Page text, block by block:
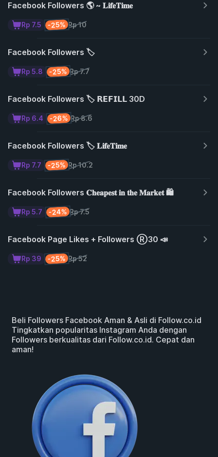
Facebook Followers 🌎 ~ 𝐋𝐢𝐟𝐞𝐓𝐢𝐦𝐞
Rp 10
-25%
Rp 7.5
Facebook Followers 🏷️
Rp 7.7
-25%
Rp 5.8
Facebook Followers 🏷️ 𝗥𝗘𝗙𝗜𝗟𝗟 30D
Rp 8.6
-26%
Rp 6.4
Facebook Followers 🏷️ 𝐋𝐢𝐟𝐞𝐓𝐢𝐦𝐞
Rp 10.2
-25%
Rp 7.7
Facebook Followers 𝐂𝐡𝐞𝐚𝐩𝐞𝐬𝐭 𝐢𝐧 𝐭𝐡𝐞 𝐌𝐚𝐫𝐤𝐞𝐭 🛍️
Rp 7.5
-24%
Rp 5.7
Facebook Page Likes + Followers Ⓡ30 📣
Rp 52
-25%
Rp 39
Beli Followers Facebook Aman & Asli di Follow.co.id
Tingkatkan popularitas Instagram Anda dengan
Followers berkualitas dari Follow.co.id. Cepat dan
aman!